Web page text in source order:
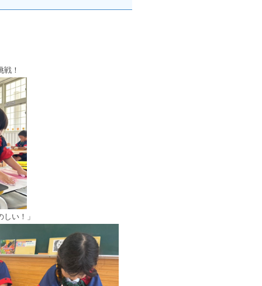
！
い！」